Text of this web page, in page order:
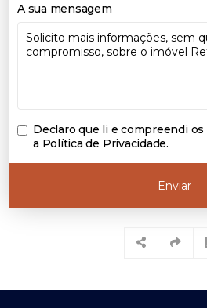
A sua mensagem
Declaro que li e compreendi os
a Política de Privacidade.
Enviar